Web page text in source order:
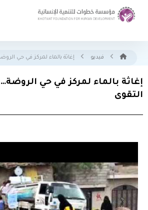
فيديو إغاثة بالماء لمركز في حي
إغاثة بالماء لمركز في حي
التقوى